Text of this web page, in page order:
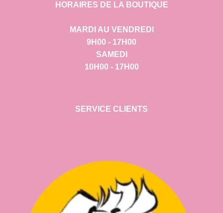
HORAIRES DE LA BOUTIQUE
MARDI AU VENDREDI
9H00 - 17H00
SAMEDI
10H00 - 17H00
SERVICE CLIENTS